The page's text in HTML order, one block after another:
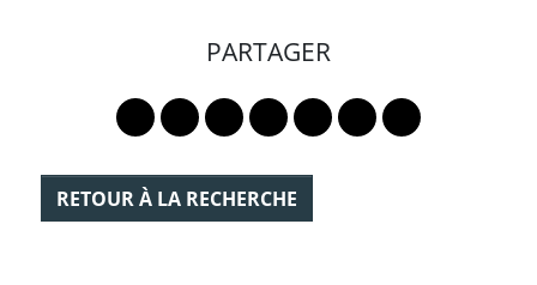
PARTAGER
Lien vers le profil Mastodon
Lien vers le profil Bluesky
Lien vers le profil Instagram
Lien vers le profil Linkedin
Lien vers le profil
Lien vers le profil
Partager par
RETOUR À LA RECHERCHE